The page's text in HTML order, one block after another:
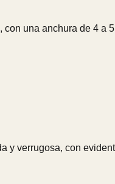
una anchura de 4 a
y verrugosa, con